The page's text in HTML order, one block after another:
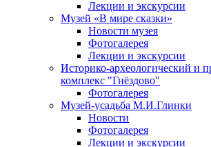
Лекции и экскурсии
Музей «В мире сказки»
Новости музея
Фотогалерея
Лекции и экскурсии
Историко-археологический и
комплекс "Гнёздово"
Фотогалерея
Музей-усадьба М.И.Глинки
Новости
Фотогалерея
Лекции и экскурсии